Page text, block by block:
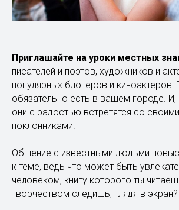
Приглашайте на уроки местных
писателей и поэтов, художников и
популярных блогеров и киноактеров.
обязательно есть в вашем городе. И,
они с радостью встретятся со
поклонниками.
Общение с известными людьми
к теме, ведь что может быть
человеком, книгу которого ты
творчеством следишь, глядя в экран?